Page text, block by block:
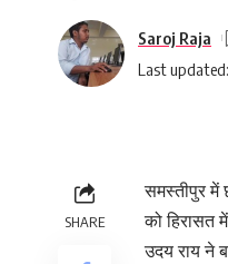
Last
Saroj Raja
SHARE
समस्तीपुर में
को हिरासत
उदय राय ने